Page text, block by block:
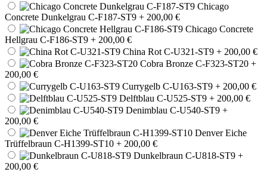
Chicago
Concrete Dunkelgrau C-F187-ST9 + 200,00 €
Chicago Concrete
Hellgrau C-F186-ST9 + 200,00 €
China Rot C-U321-ST9 + 200,00 €
Cobra Bronze C-F323-ST20 +
200,00 €
Currygelb C-U163-ST9 + 200,00 €
Delftblau C-U525-ST9 + 200,00 €
Denimblau C-U540-ST9 +
200,00 €
Denver Eiche
Trüffelbraun C-H1399-ST10 + 200,00 €
Dunkelbraun C-U818-ST9 +
200,00 €